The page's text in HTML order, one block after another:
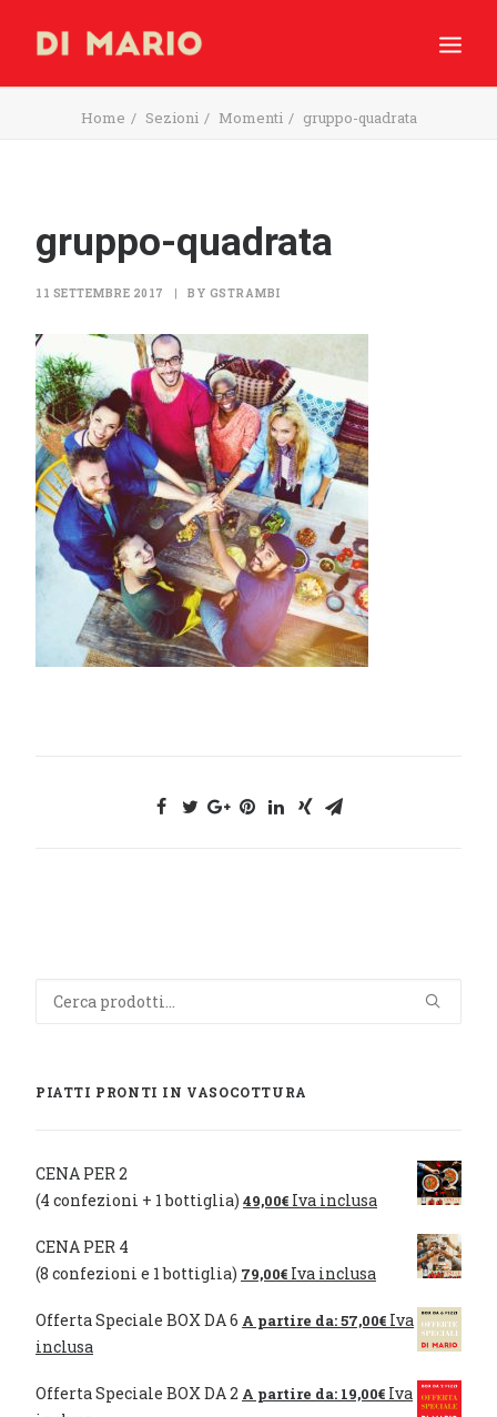
PRODUZIONE
RICERCA
CARRELLO
Home Sezioni Momenti gruppo-quadrata
gruppo-quadrata
11 SETTEMBRE 2017 | BY GSTRAMBI
Cerca:
PIATTI PRONTI IN VASOCOTTURA
CENA PER 2
(4 confezioni + 1 bottiglia) 49,00€ Iva inclusa
CENA PER 4
(8 confezioni e 1 bottiglia) 79,00€ Iva inclusa
Offerta Speciale BOX DA 6 A partire da:57,00€ Iva
inclusa
Offerta Speciale BOX DA 2 A partire da: 19,00€ Iva